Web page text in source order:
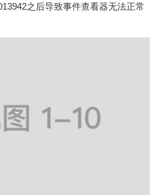
之后导致事件查看器无法正常